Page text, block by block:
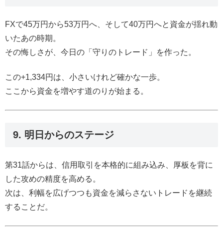
FXで45万円から53万円へ、そして40万円へと資金が揺れ動
いたあの時期。
その悔しさが、今日の「守りのトレード」を作った。
この+1,334円は、小さいけれど確かな一歩。
ここから資金を増やす道のりが始まる。
9. 明日からのステージ
第31話からは、信用取引を本格的に組み込み、厚板を背に
した攻めの精度を高める。
次は、利幅を広げつつも資金を減らさないトレードを継続
することだ。